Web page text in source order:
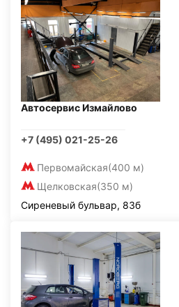
Автосервис Измайлово
+7 (495) 021-25-26
Первомайская(400 м)
Щелковская(350 м)
Сиреневый бульвар, 83б